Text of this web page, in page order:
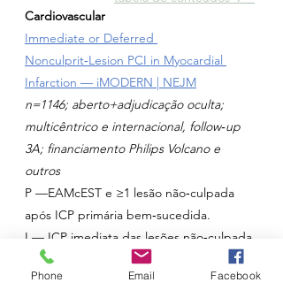
Cardiovascular
Immediate or Deferred
Nonculprit‑Lesion PCI in Myocardial
Infarction — iMODERN | NEJM
n=1146; aberto+adjudicação oculta;
multicêntrico e internacional, follow‑up
3A; financiamento Philips Volcano e
outros
P —EAMcEST e ≥1 lesão não‑culpada
após ICP primária bem‑sucedida.
I — ICP imediata das lesões não‑culpada
guiada por iFR (≤0,89).
C — Estratégia diferida guiada por RMC
Phone Email Facebook